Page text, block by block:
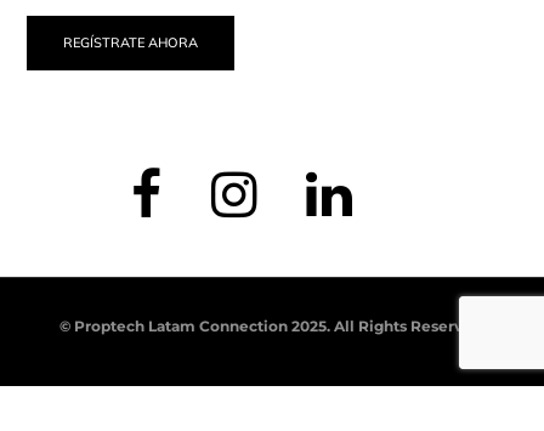
REGÍSTRATE AHORA
© Proptech Latam Connection 2025. All Rights Reserved.